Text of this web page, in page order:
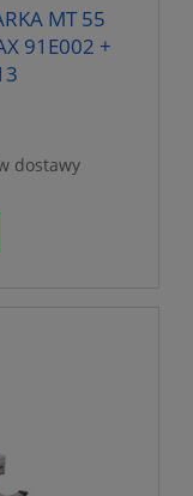
MT 55
91E002 +
dostawy